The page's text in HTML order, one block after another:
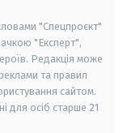
"Спецпроєкт"
"Експерт",
Редакція може
та правил
сайтом.
для осіб старше 21